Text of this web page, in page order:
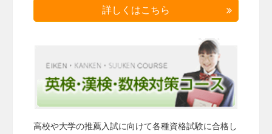
詳しくはこちら
高校や大学の推薦入試に向けて各種資格試験に合格し